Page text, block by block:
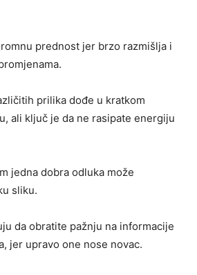
prednost jer brzo razmišlja i
prilika dođe u kratkom
ali ključ je da ne rasipate energiju
jedna dobra odluka može
sliku.
da obratite pažnju na informacije
jer upravo one nose novac.